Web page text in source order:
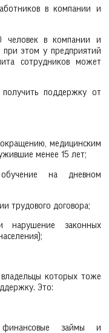
в компании и
человек в компании и
этом у предприятий
сотрудников может
поддержку от
медицинским
менее 15 лет;
на дневном
трудового договора;
нарушение законных
которых тоже
Это:
финансовые займы и